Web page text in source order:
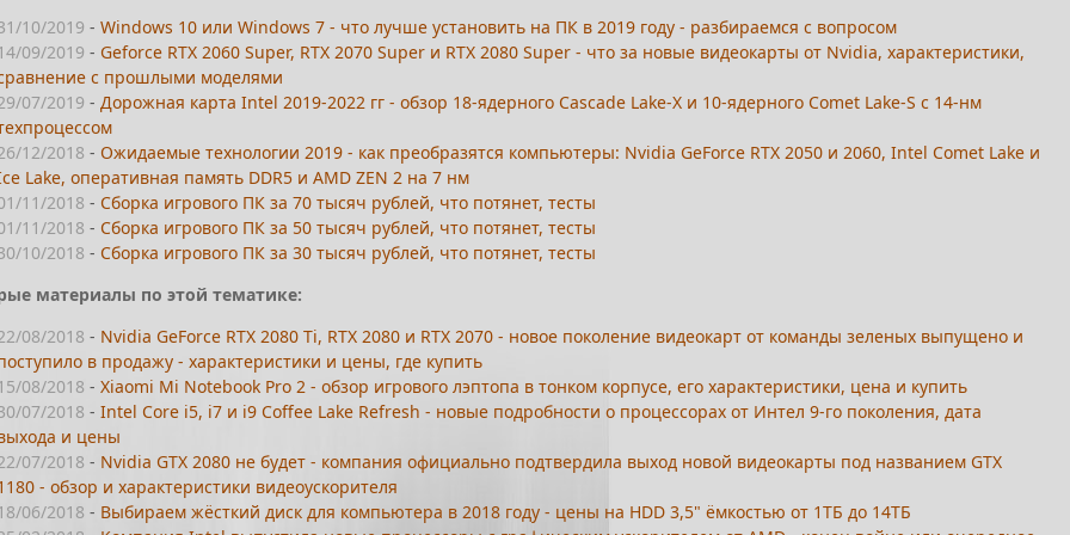
10/2019 -Windows 10 или Windows 7 - что лучше установить на ПК в 2019 году - разбираемся с вопросом
09/2019 - Geforce RTX 2060 Super, RTX 2070 Super и RTX 2080 Super - что за новые видеокарты от Nvidia, характеристики,
с прошлыми моделями
07/2019 - Дорожная карта Intel 2019-2022 гг - обзор 18-ядерного Cascade Lake-X и 10-ядерного Comet Lake-S с 14-нм
12/2018 - Ожидаемые технологии 2019 - как преобразятся компьютеры: Nvidia GeForce RTX 2050 и 2060, Intel Comet Lake и
Lake, оперативная память DDR5 и AMD ZEN 2 на 7 нм
11/2018 - Сборка игрового ПК за 70 тысяч рублей, что потянет, тесты
11/2018 - Сборка игрового ПК за 50 тысяч рублей, что потянет, тесты
10/2018 - Сборка игрового ПК за 30 тысяч рублей, что потянет, тесты
материалы по этой тематике:
08/2018 - Nvidia GeForce RTX 2080 Ti, RTX 2080 и RTX 2070 - новое поколение видеокарт от команды зеленых выпущено и
в продажу - характеристики и цены, где купить
08/2018 -Xiaomi Mi Notebook Pro 2 - обзор игрового лэптопа в тонком корпусе, его характеристики, цена и купить
07/2018 -Intel Core i5, i7 и i9 Coffee Lake Refresh - новые подробности о процессорах от Интел 9-го поколения, дата
и цены
07/2018 - Nvidia GTX 2080 не будет - компания официально подтвердила выход новой видеокарты под названием GTX
- обзор и характеристики видеоускорителя
06/2018 - Выбираем жёсткий диск для компьютера в 2018 году - цены на HDD 3,5" ёмкостью от 1ТБ до 14ТБ